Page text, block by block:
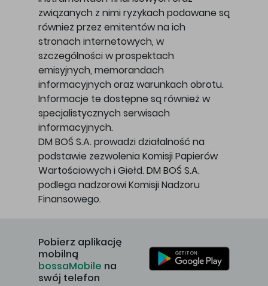
związanych z nimi ryzykach podawane są
również przez emitentów na ich
stronach internetowych, w
szczególności w prospektach
emisyjnych, memorandach
informacyjnych oraz warunkach obrotu.
Informacje te dostępne są również w
specjalistycznych serwisach
informacyjnych.
DM BOŚ S.A. prowadzi działalność na
podstawie zezwolenia Komisji Papierów
Wartościowych i Giełd. DM BOŚ S.A.
podlega nadzorowi Komisji Nadzoru
Finansowego.
Pobierz aplikację
mobilną
bossaMobile na
swój telefon